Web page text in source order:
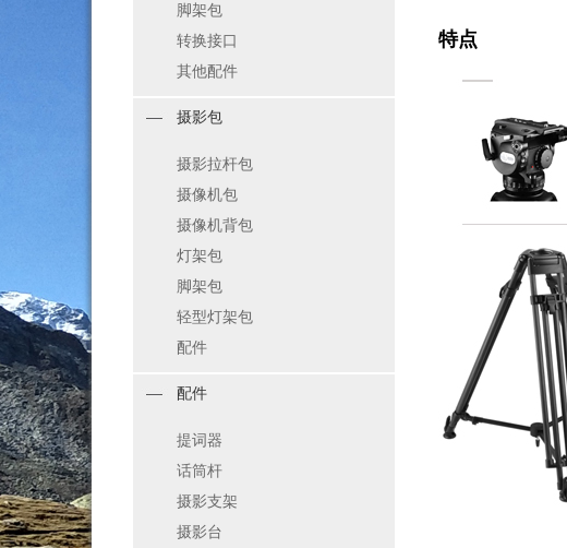
脚架包
转换接口
其他配件
摄影包
摄影拉杆包
摄像机包
摄像机背包
灯架包
脚架包
轻型灯架包
配件
配件
提词器
话筒杆
摄影支架
摄影台
特点